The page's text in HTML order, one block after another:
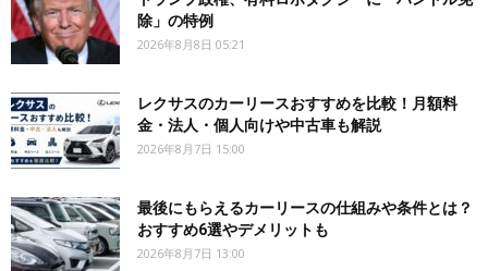
除」の特例
2026年8月8日 05:21
レクサスのカーリースおすすめを比較！月額料
金・法人・個人向けや中古車も解説
2026年8月7日 15:00
最後にもらえるカーリースの仕組みや条件とは？
おすすめ6選やデメリットも
2026年8月7日 13:00